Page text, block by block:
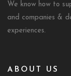
We know how to
and companies &
experiences.
ABOUT US